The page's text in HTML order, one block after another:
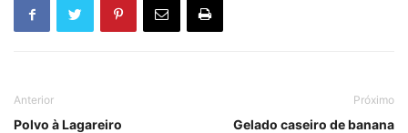
Anterior
Polvo à Lagareiro
Próximo
Gelado caseiro de banana